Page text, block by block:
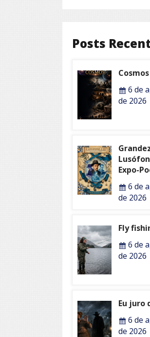
Posts
Cosmos
6 de
de 2026
Expo-
6 de
de 2026
Fly
6 de
de 2026
Eu juro
6 de
de 2026